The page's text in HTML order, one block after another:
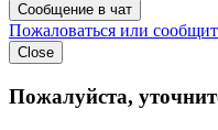
Сообщение в чат
Пожаловаться или
Close
Пожалуйста,